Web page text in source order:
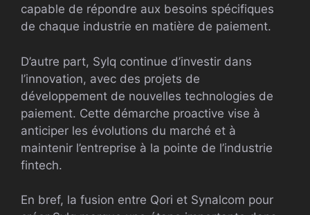
capable de répondre aux besoins spécifiques
de chaque industrie en matière de paiement.
D’autre part, Sylq continue d’investir dans
l’innovation, avec des projets de
développement de nouvelles technologies de
paiement. Cette démarche proactive vise à
anticiper les évolutions du marché et à
maintenir l’entreprise à la pointe de l’industrie
fintech.
En bref, la fusion entre Qori et Synalcom pour